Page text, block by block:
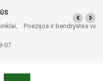
Ūtoje: Vinco Mykolaičio-Putino
arbatos puodelių šiluma
07